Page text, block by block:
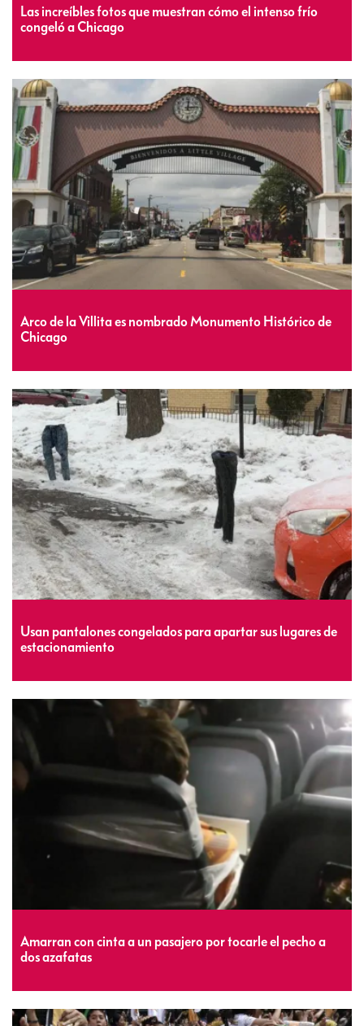
Las increíbles fotos que muestran cómo el intenso frío
congeló a Chicago
Arco de la Villita es nombrado Monumento Histórico de
Chicago
Usan pantalones congelados para apartar sus lugares de
estacionamiento
Amarran con cinta a un pasajero por tocarle el pecho a
dos azafatas